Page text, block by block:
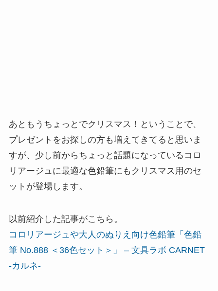
あともうちょっとでクリスマス！ということで、
プレゼントをお探しの方も増えてきてると思いま
すが、少し前からちょっと話題になっているコロ
リアージュに最適な色鉛筆にもクリスマス用のセ
ットが登場します。
以前紹介した記事がこちら。
コロリアージュや大人のぬりえ向け色鉛筆「色鉛
筆 No.888 ＜36色セット＞」 – 文具ラボ CARNET
-カルネ-